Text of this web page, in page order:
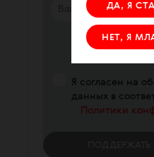
ДА, Я
НЕТ, Я
Я
Я согласен на
данных в
Политики